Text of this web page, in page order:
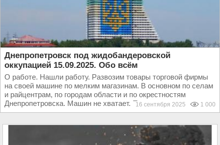
Днепропетровск под жидобандеровской
оккупацией 15.09.2025. Обо всём
О работе. Нашли работу. Развозим товары торговой фирмы
на своей машине по мелким магазинам. В основном по селам
и райцентрам, по городам области и по окрестностям
Днепропетровска. Машин не хватает. Пытаются...
16 сентября 2025 1 000